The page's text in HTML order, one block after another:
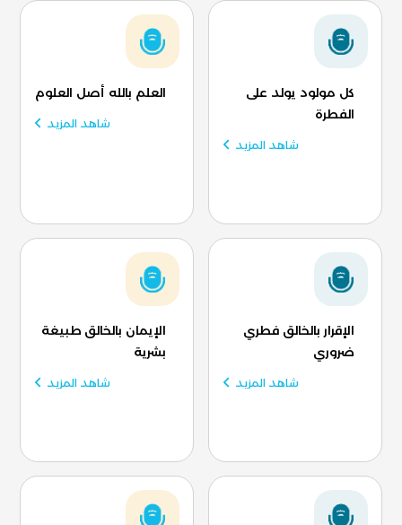
كل مولود يولد على
الفطرة
شاهد المزيد
العلم بالله أصل العلوم
شاهد المزيد
الإقرار بالخالق فطري
ضروري
شاهد المزيد
الإيمان بالخالق طبيغة
بشرية
شاهد المزيد